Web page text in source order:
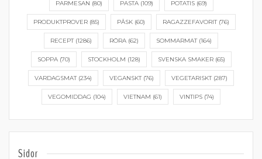
PARMESAN (80) PASTA(109) POTATIS(69)
PRODUKTPROVER(85) PÅSK(60) RAGAZZEFAVORIT(76)
RECEPT(1286) RÖRA (62) SOMMARMAT(164)
SOPPA(70) STOCKHOLM (128) SVENSKA SMAKER(65)
VARDAGSMAT(234) VEGANSKT(76) VEGETARISKT(287)
VEGOMIDDAG (104) VIETNAM (61) VINTIPS (74)
Sidor